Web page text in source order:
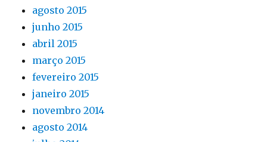
agosto 2015
junho 2015
abril 2015
março 2015
fevereiro 2015
janeiro 2015
novembro 2014
agosto 2014